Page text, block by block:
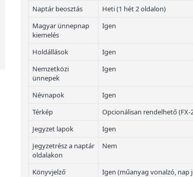
Naptár beosztás
Heti (1 hét 2 oldalon)
Magyar ünnepnap
kiemelés
Igen
Holdállások
Igen
Nemzetközi
ünnepek
Igen
Névnapok
Igen
Térkép
Opcionálisan rendelhető (FX-
Jegyzet lapok
Igen
Jegyzetrész a naptár
oldalakon
Nem
Könyvjelző
Igen (műanyag vonalzó, nap